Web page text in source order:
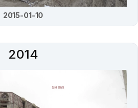
2015-01-10
2014